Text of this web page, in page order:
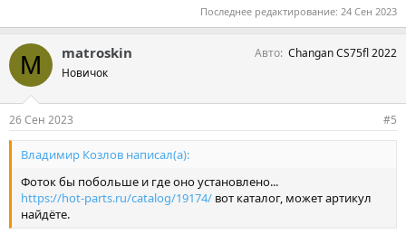
Последнее редактирование: 24 Сен 2023
M matroskin
Новичок
Авто Changan CS75fl 2022
26 Сен 2023 #5
Владимир Козлов написал(а):
Фоток бы побольше и где оно установлено...
https://hot-parts.ru/catalog/19174/ вот каталог, может артикул
найдёте.